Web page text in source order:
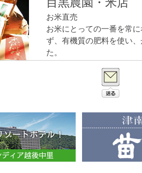
お米直売
お米にとっての一番を常
ず、有機質の肥料を使い
た。